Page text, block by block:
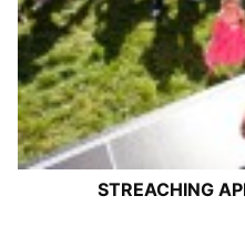
STREACHING